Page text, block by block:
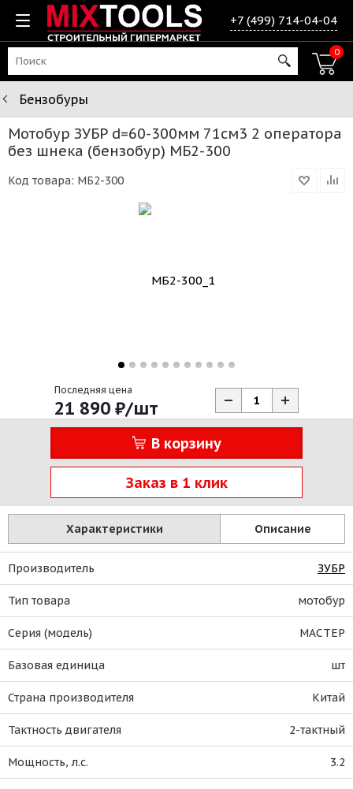
+7 (499) 714-04-04
0
Бензобуры
Мотобур ЗУБР d=60-300мм 71см3 2 оператора
без шнека (бензобур) МБ2-300
Код товара: МБ2-300
Последняя цена
21 890 ₽/шт
В корзину
Заказ в 1 клик
Характеристики Описание
Производитель ЗУБР
Тип товара мотобур
Серия (модель) МАСТЕР
Базовая единица шт
Страна производителя Китай
Тактность двигателя 2-тактный
Мощность, л.с. 3.2